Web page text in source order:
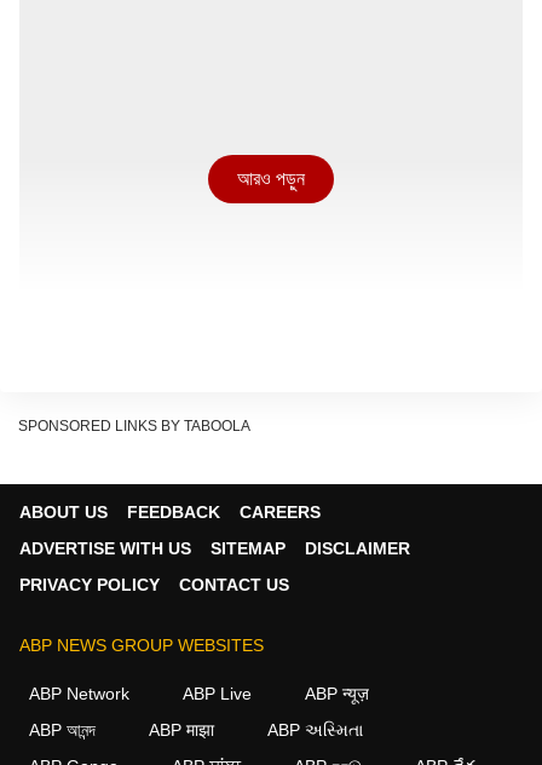
আরও পড়ুন
SPONSORED LINKS BY TABOOLA
ABOUT US FEEDBACK
CAREERS
ADVERTISE WITH US
SITEMAP
DISCLAIMER
PRIVACY POLICY
CONTACT US
ABP NEWS GROUP WEBSITES
ABP Network ABP Live
ABP न्यूज़
ABP আনন্দ
ABP माझा
ABP અસ્મિતા